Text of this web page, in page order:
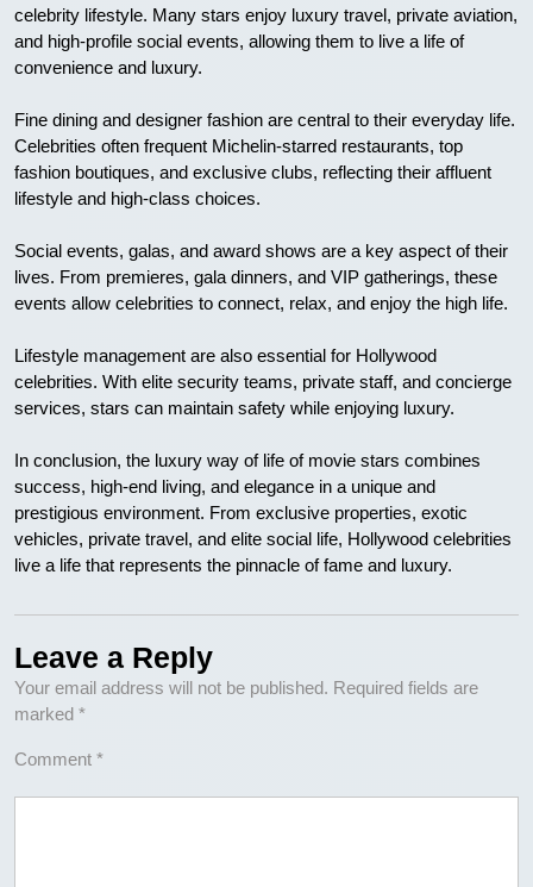
celebrity lifestyle. Many stars enjoy luxury travel, private aviation,
and high-profile social events, allowing them to live a life of
convenience and luxury.
Fine dining and designer fashion are central to their everyday life.
Celebrities often frequent Michelin-starred restaurants, top
fashion boutiques, and exclusive clubs, reflecting their affluent
lifestyle and high-class choices.
Social events, galas, and award shows are a key aspect of their
lives. From premieres, gala dinners, and VIP gatherings, these
events allow celebrities to connect, relax, and enjoy the high life.
Lifestyle management are also essential for Hollywood
celebrities. With elite security teams, private staff, and concierge
services, stars can maintain safety while enjoying luxury.
In conclusion, the luxury way of life of movie stars combines
success, high-end living, and elegance in a unique and
prestigious environment. From exclusive properties, exotic
vehicles, private travel, and elite social life, Hollywood celebrities
live a life that represents the pinnacle of fame and luxury.
Leave a Reply
Your email address will not be published. Required fields are
marked *
Comment *